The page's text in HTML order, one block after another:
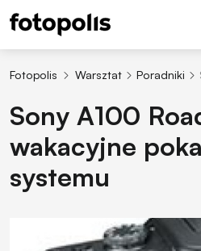
Fotopolis Warsztat Poradniki
Sony A100
wakacyjne
systemu